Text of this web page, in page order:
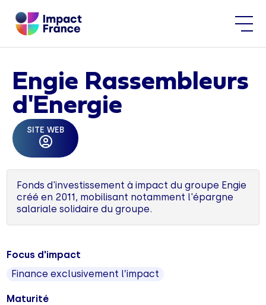
Engie Rassembleurs
d'Energie
SITE WEB
Fonds d'investissement à impact du groupe Engie
créé en 2011, mobilisant notamment l'épargne
salariale solidaire du groupe.
Focus d'impact
Finance exclusivement l’impact
Maturité